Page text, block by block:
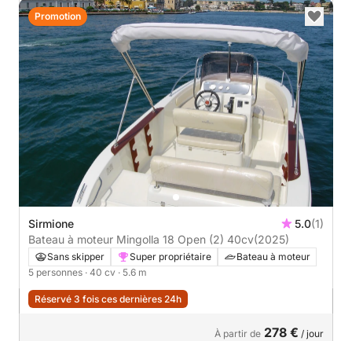
Sirmione 5.0(1)
Bateau à moteur Mingolla 18 Open (2) 40cv(2025)
Sans skipper Super propriétaire
Bateau à moteur
5 personnes · 40 cv · 5.6 m
Réservé 3 fois ces dernières 24h
À partir de 278 € / jour
Promotion